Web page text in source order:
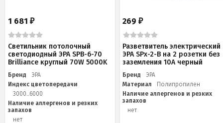
1 681 ₽
Светильник потолочный
светодиодный ЭРА SPB-6-70
Brilliance круглый 70W 5000K
Бренд
ЭРА
Индекс цветопередачи
3000...6000
Наличие аллергенов и резких
запахов
нет
269₽
Разветвитель электрический
ЭРА SPx-2-B на 2 розетки без
заземления 10А черный
Бренд
ЭРА
Материал
Полипропилен
Наличие аллергенов и резких
запахов
нет